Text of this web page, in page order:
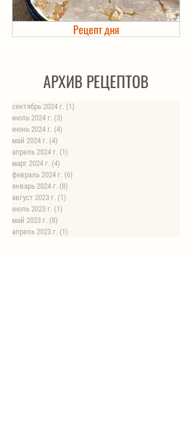
Рецепт дня
Холодец в банке. Автоклав
АРХИВ РЕЦЕПТОВ
сентябрь 2024 г. (1)
июль 2024 г. (3)
июнь 2024 г. (4)
май 2024 г. (4)
апрель 2024 г. (1)
март 2024 г. (4)
февраль 2024 г. (6)
январь 2024 г. (8)
август 2023 г. (1)
июль 2023 г. (1)
май 2023 г. (8)
апрель 2023 г. (1)